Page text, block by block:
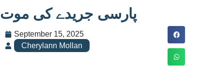
پارسی جریدے کی موت
September 15, 2025
Cherylann Mollan